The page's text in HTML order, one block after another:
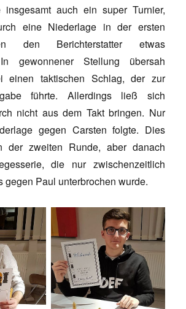
insgesamt auch ein super Turnier,
eine Niederlage in der ersten
den Berichterstatter etwas
gewonnener Stellung übersah
einen taktischen Schlag, der zur
führte. Allerdings ließ sich
nicht aus dem Takt bringen. Nur
gegen Carsten folgte. Dies
der zweiten Runde, aber danach
die nur zwischenzeitlich
gegen Paul unterbrochen wurde.